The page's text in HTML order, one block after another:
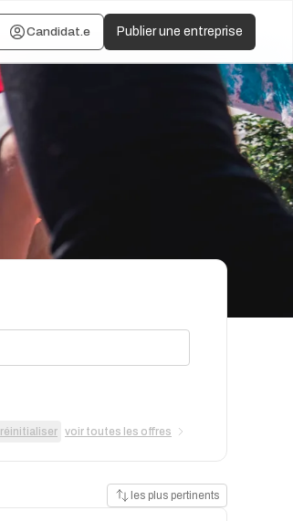
Candidat.e Publier une entreprise
réinitialiser voir toutes les offres
les plus pertinents